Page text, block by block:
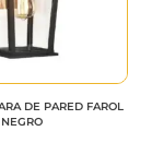
DE PARED FAROL
NEGRO